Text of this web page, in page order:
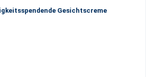
Gesichtscreme